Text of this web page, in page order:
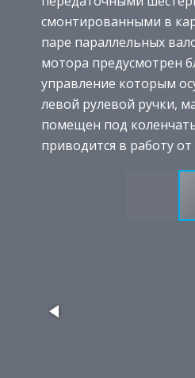
смонтированными в
паре параллельных
мотора предусмотрен
управление которым
левой рулевой ручки,
помещен под
приводится в работу